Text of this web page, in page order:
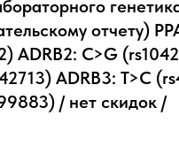
отчету)
ADRB2: C>G
ADRB3: T>C
/ нет скидок /